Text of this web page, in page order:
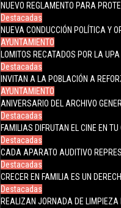
NUEVO REGLAMENTO PARA
Destacadas
NUEVA CONDUCCIÓN POLÍTICA Y
AYUNTAMIENTO
LOMITOS RECATADOS POR LA UPA
Destacadas
INVITAN A LA POBLACIÓN A
AYUNTAMIENTO
ANIVERSARIO DEL ARCHIVO
Destacadas
FAMILIAS DIFRUTAN EL CINE EN TU
Destacadas
CADA APARATO AUDITIVO
Destacadas
CRECER EN FAMILIA ES UN
Destacadas
REALIZAN JORNADA DE LIMPIEZA